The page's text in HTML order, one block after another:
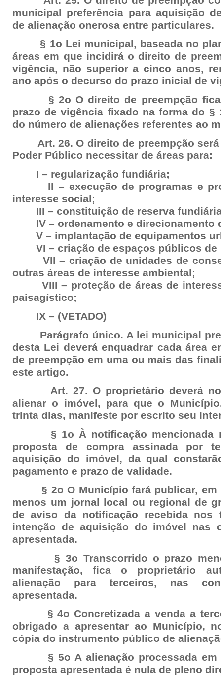
municipal preferência para aquisição
de alienação onerosa entre particulares.
§ 1o Lei municipal, baseada no
áreas em que incidirá o direito de
vigência, não superior a cinco anos,
ano após o decurso do prazo inicial de
§ 2o O direito de preempção fica
prazo de vigência fixado na forma do §
do número de alienações referentes ao
Art. 26. O direito de preempção será
Poder Público necessitar de áreas para:
I – regularização fundiária;
II – execução de programas e
interesse social;
III – constituição de reserva
IV – ordenamento e direcionamento
V – implantação de equipamentos
VI – criação de espaços públicos de
VII – criação de unidades de
outras áreas de interesse ambiental;
VIII – proteção de áreas de
paisagístico;
IX – (VETADO)
Parágrafo único. A lei municipal
desta Lei deverá enquadrar cada área
de preempção em uma ou mais das
este artigo.
Art. 27. O proprietário deverá
alienar o imóvel, para que o
trinta dias, manifeste por escrito seu
§ 1o À notificação mencionada
proposta de compra assinada por
aquisição do imóvel, da qual
pagamento e prazo de validade.
§ 2o O Município fará publicar, em
menos um jornal local ou regional de
de aviso da notificação recebida
intenção de aquisição do imóvel nas
apresentada.
§ 3o Transcorrido o prazo
manifestação, fica o proprietário
alienação para terceiros, nas
apresentada.
§ 4o Concretizada a venda a
obrigado a apresentar ao Município,
cópia do instrumento público de
§ 5o A alienação processada em
proposta apresentada é nula de pleno